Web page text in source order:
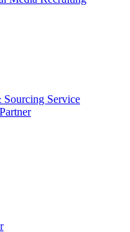
Service